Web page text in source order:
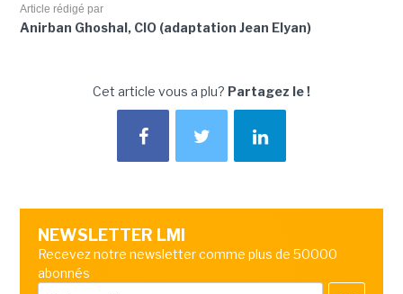
Article rédigé par
Anirban Ghoshal, CIO (adaptation Jean Elyan)
Cet article vous a plu? Partagez le !
NEWSLETTER LMI
Recevez notre newsletter comme plus de 50000
abonnés